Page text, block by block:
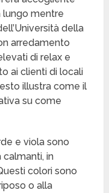
lungo mentre
della
arredamento
di relax e
ai clienti di locali
illustra come il
su come
e viola sono
in
colori sono
o alla